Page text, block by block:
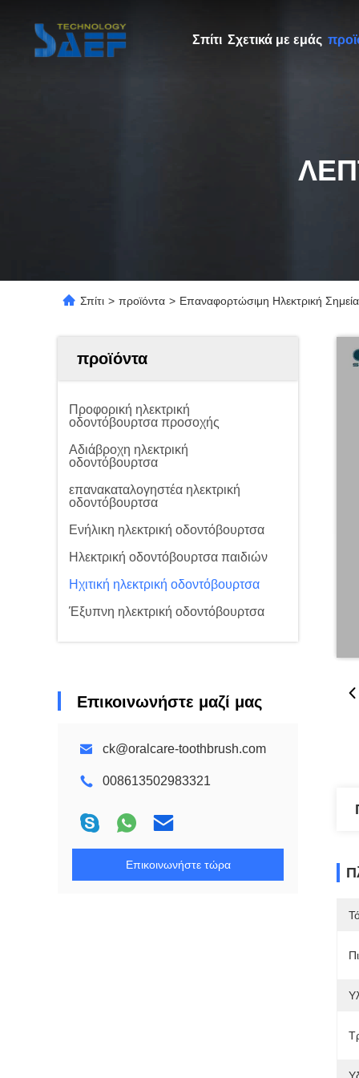
Σπίτι Σχετικά με εμάς
Σπίτι > προϊόντα > Επαναφορτώσιμη Ηλεκτρική
προϊόντα
Προφορική ηλεκτρική
οδοντόβουρτσα προσοχής
Αδιάβροχη ηλεκτρική
οδοντόβουρτσα
επανακαταλογηστέα ηλεκτρική
οδοντόβουρτσα
Ενήλικη ηλεκτρική οδοντόβουρτσα
Ηλεκτρική οδοντόβουρτσα παιδιών
Ηχιτική ηλεκτρική οδοντόβουρτσα
Έξυπνη ηλεκτρική οδοντόβουρτσα
Επικοινωνήστε μαζί μας
ck@oralcare-toothbrush.com
008613502983321
Επικοινωνήστε τώρα